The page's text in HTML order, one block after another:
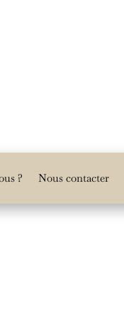
? Nous contacter